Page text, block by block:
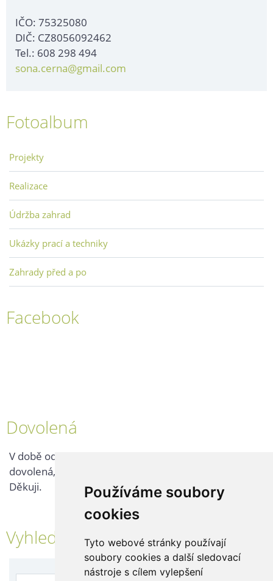
Používáme soubory
cookies
Tyto webové stránky používají
soubory cookies a další sledovací
nástroje s cílem vylepšení
IČO: 75325080
DIČ: CZ8056092462
Tel.: 608 298 494
sona.cerna@gmail.com
Fotoalbum
Projekty
Realizace
Údržba zahrad
Ukázky prací a techniky
Zahrady před a po
Facebook
Dovolená
V době od 25. 7. - 2. 8. 2026 probíhá v naší firmě
dovolená, kontaktujte nás až po jejím ukončení.
Děkuji.
Vyhledávání